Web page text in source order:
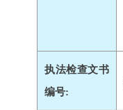
执法检查文书
编号: